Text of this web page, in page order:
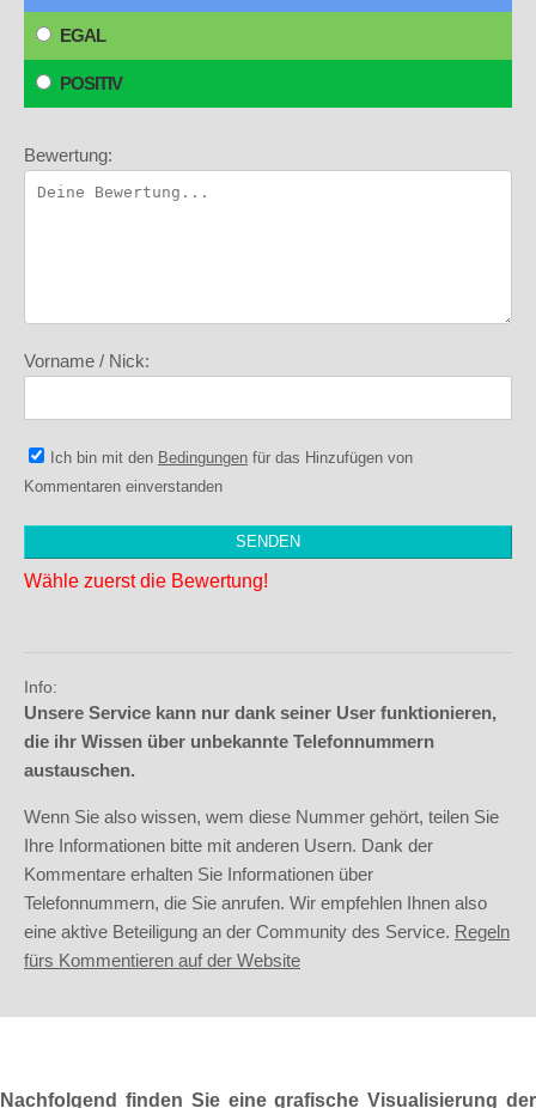
EGAL
POSITIV
Bewertung:
Vorname / Nick:
Ich bin mit den Bedingungen für das Hinzufügen von
Kommentaren einverstanden
Wähle zuerst die Bewertung!
Info:
Unsere Service kann nur dank seiner User funktionieren,
die ihr Wissen über unbekannte Telefonnummern
austauschen.
Wenn Sie also wissen, wem diese Nummer gehört, teilen Sie
Ihre Informationen bitte mit anderen Usern. Dank der
Kommentare erhalten Sie Informationen über
Telefonnummern, die Sie anrufen. Wir empfehlen Ihnen also
eine aktive Beteiligung an der Community des Service. Regeln
fürs Kommentieren auf der Website
Nachfolgend finden Sie eine grafische Visualisierung der